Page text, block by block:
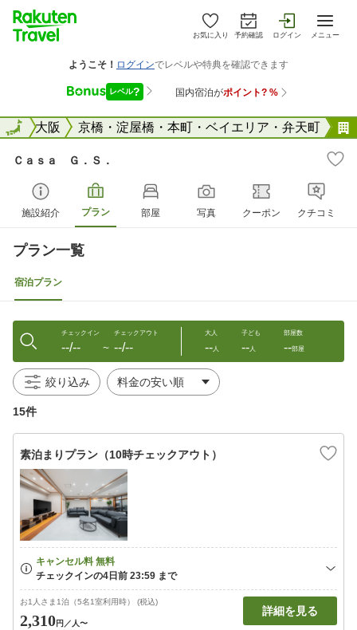
お気に入り 予約確認 ログイン メニュー
府 大阪 京橋・淀屋橋・本町・ベイエリア・弁天町
全国
Ｃａｓａ Ｇ．Ｓ．
施設紹介 プラン 部屋 写真 クーポン クチコミ
プラン一覧
宿泊プラン
チェックイン
--/-- 〜
チェックアウト
--/--
大人
--人
子ども
--人
部屋数
--部屋
絞り込み
15件
素泊まりプラン（10時チェックアウト）
お1人さま1泊（5名1室利用時） (税込)
2,310円 ／人〜
詳細を見る